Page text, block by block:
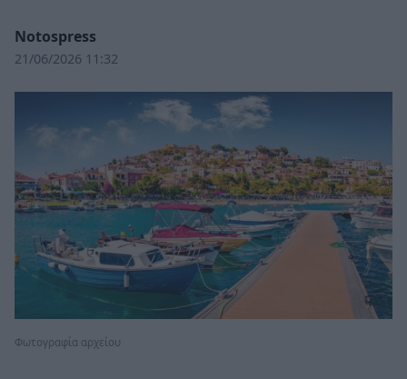
Notospress
21/06/2026 11:32
Φωτογραφία αρχείου